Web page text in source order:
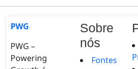
PWG
PWG –
Powering
Sobre
nós
Fontes